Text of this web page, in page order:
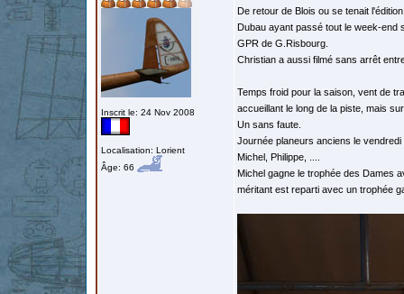
Inscrit le: 24 Nov 2008
Localisation: Lorient
Âge: 66
De retour de Blois ou se tenait
Dubau ayant passé tout le week-end
GPR de G.Risbourg.
Christian a aussi filmé sans arrêt
Temps froid pour la saison, vent de
accueillant le long de la piste, mais
Un sans faute.
Journée planeurs anciens le
Michel, Philippe, ....
Michel gagne le trophée des Dames
méritant est reparti avec un trophée